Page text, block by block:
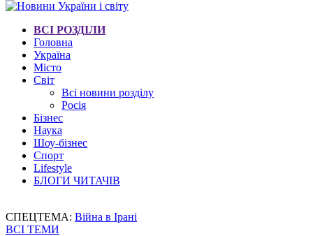
ВСІ РОЗДІЛИ
Головна
Україна
Місто
Світ
Всі новини розділу
Росія
Бізнес
Наука
Шоу-бізнес
Спорт
Lifestyle
БЛОГИ ЧИТАЧІВ
СПЕЦТЕМА: Війна в Ірані
ВСІ ТЕМИ